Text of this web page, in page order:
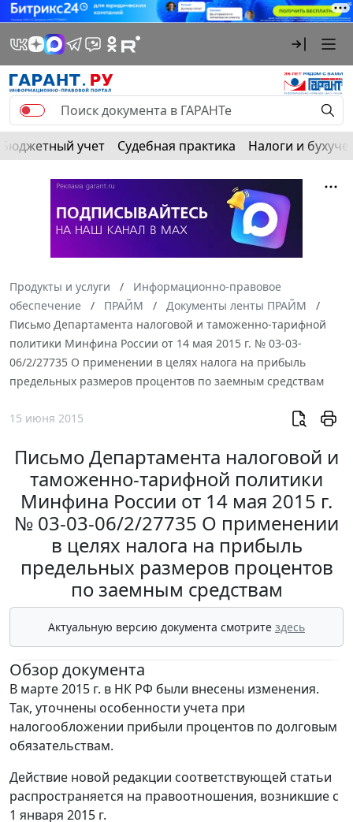
Бюджетный учет Судебная практика Налоги и
Продукты и услуги
Информационно-правовое
обеспечение
ПРАЙМ
Документы ленты ПРАЙМ
Письмо Департамента налоговой и таможенно-тарифной
политики Минфина России от 14 мая 2015 г. № 03-03-
06/2/27735 О применении в целях налога на прибыль
предельных размеров процентов по заемным средствам
15 июня 2015
Письмо Департамента налоговой и
таможенно-тарифной политики
Минфина России от 14 мая 2015 г.
№ 03-03-06/2/27735 О применении
в целях налога на прибыль
предельных размеров процентов
по заемным средствам
Актуальную версию документа смотрите здесь
Обзор документа
В марте 2015 г. в НК РФ были внесены изменения.
Так, уточнены особенности учета при
налогообложении прибыли процентов по долговым
обязательствам.
Действие новой редакции соответствующей статьи
распространяется на правоотношения, возникшие с
1 января 2015 г.